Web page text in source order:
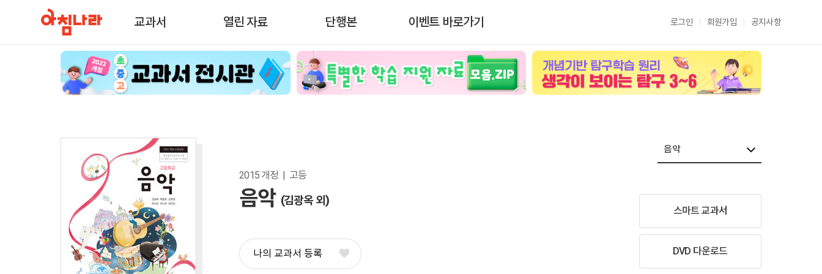
교과서 열린 자료 단행본 이벤트 바로가기 로그인 회원가입 공지사항
2015 개정  |  고등
음악 (김광옥 외)
나의 교과서 등록
스마트 교과서
DVD 다운로드